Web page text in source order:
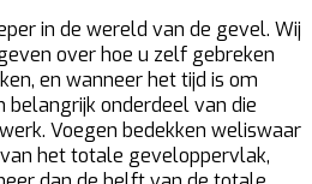
in de wereld van de gevel. Wij
over hoe u zelf gebreken
en wanneer het tijd is om
belangrijk onderdeel van die
Voegen bedekken weliswaar
het totale geveloppervlak,